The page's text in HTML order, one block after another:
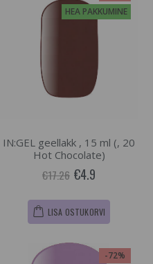
HEA PAKKUMINE
IN:GEL geellakk , 15 ml (, 20
Hot Chocolate)
€17.26 €4.9
LISA OSTUKORVI
-72%